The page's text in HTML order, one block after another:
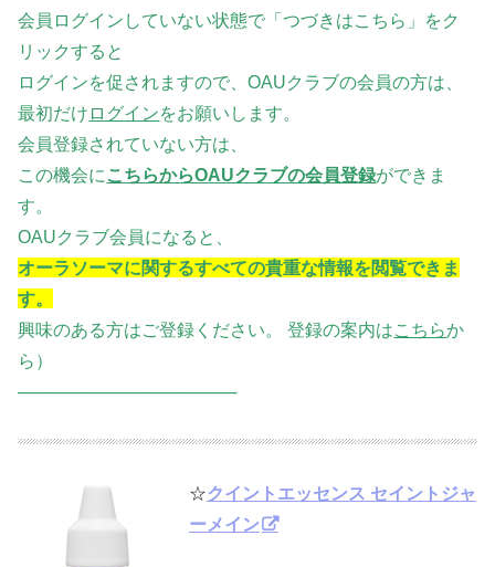
会員ログインしていない状態で「つづきはこちら」をク
リックすると
ログインを促されますので、OAUクラブの会員の方は、
最初だけ ログインをお願いします。
会員登録されていない方は、
この機会に こちらからOAUクラブの会員登録ができま
す。
OAUクラブ会員になると、
オーラソーマに関するすべての貴重な情報を閲覧できま
す。
興味のある方はご登録ください。 登録の案内はこちらか
ら）
──────────────────
☆クイントエッセンス セイントジャ
ーメイン